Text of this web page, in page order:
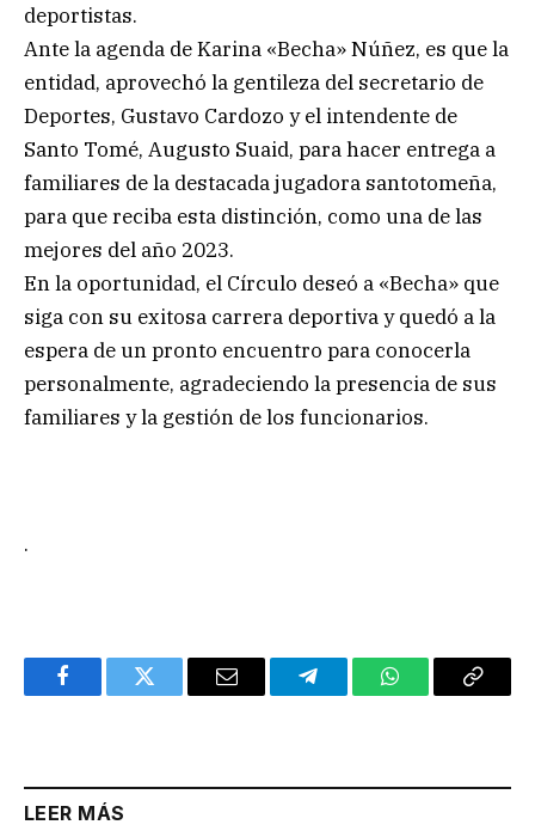
deportistas.
Ante la agenda de Karina «Becha» Núñez, es que la
entidad, aprovechó la gentileza del secretario de
Deportes, Gustavo Cardozo y el intendente de
Santo Tomé, Augusto Suaid, para hacer entrega a
familiares de la destacada jugadora santotomeña,
para que reciba esta distinción, como una de las
mejores del año 2023.
En la oportunidad, el Círculo deseó a «Becha» que
siga con su exitosa carrera deportiva y quedó a la
espera de un pronto encuentro para conocerla
personalmente, agradeciendo la presencia de sus
familiares y la gestión de los funcionarios.
.
FacebookTwitter Email TelegramWhatsAppCopy
LEER MÁS